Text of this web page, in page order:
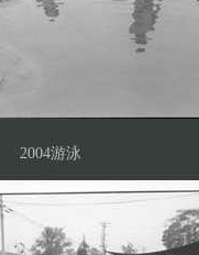
2004游泳